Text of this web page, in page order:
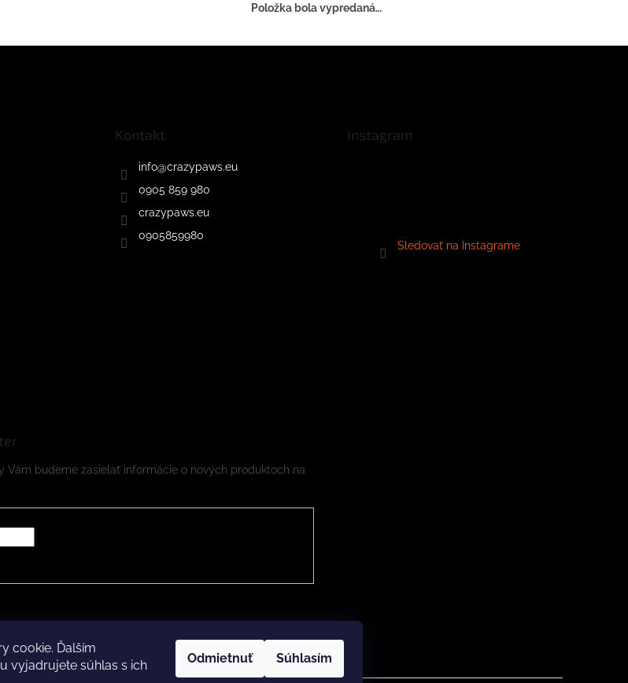
cookie. Ďalším
vyjadrujete súhlas s ich
Odmietnuť Súhlasím
Položka bola vypredaná…
Kontakt
info@crazypaws.eu
0905 859 980
crazypaws.eu
0905859980
Instagram
Sledovať na Instagrame
Vám budeme zasielať informácie o nových produktoch na
Instagram